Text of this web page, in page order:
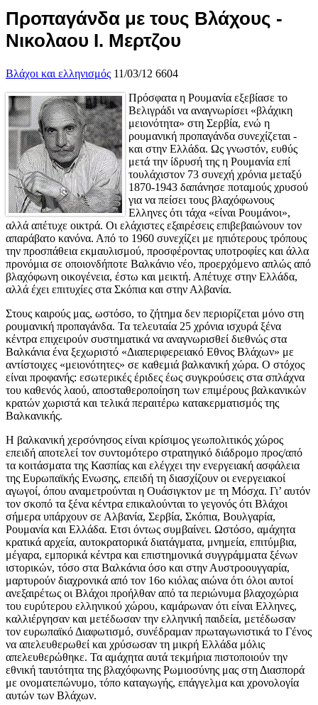
Προπαγάνδα με τους Βλάχους -
Νικολαου Ι. Μερτζου
Βλάχοι και ελληνισμός 11/03/12 6604
Πρόσφατα η Ρουμανία εξεβίασε το
Βελιγράδι να αναγνωρίσει «βλάχικη
μειονότητα» στη Σερβία, ενώ η
ρουμανική προπαγάνδα συνεχίζεται -
και στην Ελλάδα. Ως γνωστόν, ευθύς
μετά την ίδρυσή της η Ρουμανία επί
τουλάχιστον 73 συνεχή χρόνια μεταξύ
1870-1943 δαπάνησε ποταμούς χρυσού
για να πείσει τους βλαχόφωνους
Ελληνες ότι τάχα «είναι Ρουμάνοι»,
αλλά απέτυχε οικτρά. Οι ελάχιστες εξαιρέσεις επιβεβαιώνουν τον
απαράβατο κανόνα. Από το 1960 συνεχίζει με ηπιότερους τρόπους
την προσπάθεια εκμαυλισμού, προσφέροντας υποτροφίες και άλλα
προνόμια σε οποιονδήποτε Βαλκάνιο νέο, προερχόμενο απλώς από
βλαχόφωνη οικογένεια, έστω και μεικτή. Απέτυχε στην Ελλάδα,
αλλά έχει επιτυχίες στα Σκόπια και στην Αλβανία.
Στους καιρούς μας, ωστόσο, το ζήτημα δεν περιορίζεται μόνο στη
ρουμανική προπαγάνδα. Τα τελευταία 25 χρόνια ισχυρά ξένα
κέντρα επιχειρούν συστηματικά να αναγνωρισθεί διεθνώς στα
Βαλκάνια ένα ξεχωριστό «Διαπεριφερειακό Εθνος Βλάχων» με
αντίστοιχες «μειονότητες» σε καθεμιά βαλκανική χώρα. Ο στόχος
είναι προφανής: εσωτερικές έριδες έως συγκρούσεις στα σπλάχνα
του καθενός λαού, αποσταθεροποίηση των επιμέρους βαλκανικών
κρατών χωριστά και τελικά περαιτέρω κατακερματισμός της
Βαλκανικής.
Η βαλκανική χερσόνησος είναι κρίσιμος γεωπολιτικός χώρος
επειδή αποτελεί τον συντομότερο στρατηγικό διάδρομο προς/από
τα κοιτάσματα της Κασπίας και ελέγχει την ενεργειακή ασφάλεια
της Ευρωπαϊκής Ενωσης, επειδή τη διασχίζουν οι ενεργειακοί
αγωγοί, όπου αναμετρούνται η Ουάσιγκτον με τη Μόσχα. Γι’ αυτόν
τον σκοπό τα ξένα κέντρα επικαλούνται το γεγονός ότι Βλάχοι
σήμερα υπάρχουν σε Αλβανία, Σερβία, Σκόπια, Βουλγαρία,
Ρουμανία και Ελλάδα. Ετσι όντως συμβαίνει. Ωστόσο, αμάχητα
κρατικά αρχεία, αυτοκρατορικά διατάγματα, μνημεία, επιτύμβια,
μέγαρα, εμπορικά κέντρα και επιστημονικά συγγράμματα ξένων
ιστορικών, τόσο στα Βαλκάνια όσο και στην Αυστροουγγαρία,
μαρτυρούν διαχρονικά από τον 16ο κιόλας αιώνα ότι όλοι αυτοί
ανεξαιρέτως οι Βλάχοι προήλθαν από τα περιώνυμα βλαχοχώρια
του ευρύτερου ελληνικού χώρου, καμάρωναν ότι είναι Ελληνες,
καλλιέργησαν και μετέδωσαν την ελληνική παιδεία, μετέδωσαν
τον ευρωπαϊκό Διαφωτισμό, συνέδραμαν πρωταγωνιστικά το Γένος
να απελευθερωθεί και χρύσωσαν τη μικρή Ελλάδα μόλις
απελευθερώθηκε. Τα αμάχητα αυτά τεκμήρια πιστοποιούν την
εθνική ταυτότητα της βλαχόφωνης Ρωμιοσύνης μας στη Διασπορά
με ονοματεπώνυμο, τόπο καταγωγής, επάγγελμα και χρονολογία
αυτών των Βλάχων.